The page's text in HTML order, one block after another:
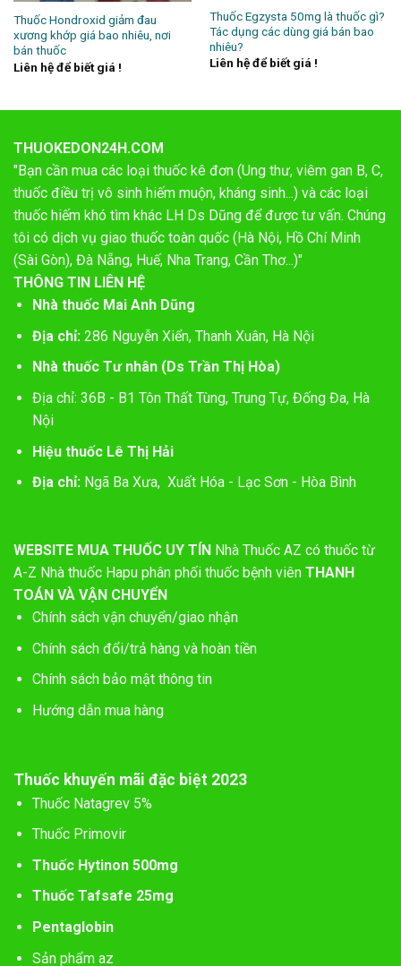
Thuốc Hondroxid giảm đau
xương khớp giá bao nhiêu, nơi
bán thuốc
Liên hệ để biết giá !
Thuốc Egzysta 50mg là thuốc gì?
Tác dụng các dùng giá bán bao
nhiêu?
Liên hệ để biết giá !
THUOKEDON24H.COM
"Bạn cần mua các loại thuốc kê đơn (Ung thư, viêm gan B, C,
thuốc điều trị vô sinh hiếm muộn, kháng sinh...) và các loại
thuốc hiếm khó tìm khác LH Ds Dũng để được tư vấn. Chúng
tôi có dịch vụ giao thuốc toàn quốc (Hà Nội, Hồ Chí Minh
(Sài Gòn), Đà Nẵng, Huế, Nha Trang, Cần Thơ...)"
THÔNG TIN LIÊN HỆ
Nhà thuốc Mai Anh Dũng
Địa chỉ:286 Nguyễn Xiển, Thanh Xuân, Hà Nội
Nhà thuốc Tư nhân (Ds Trần Thị Hòa)
Địa chỉ: 36B - B1 Tôn Thất Tùng, Trung Tự, Đống Đa, Hà
Nội
Hiệu thuốc Lê Thị Hải
Địa chỉ: Ngã Ba Xưa, Xuất Hóa - Lạc Sơn - Hòa Bình
WEBSITE MUA THUỐC UY TÍN Nhà Thuốc AZ có thuốc từ
A-Z Nhà thuốc Hapu phân phối thuốc bệnh viên THANH
TOÁN VÀ VẬN CHUYỂN
Chính sách vận chuyển/giao nhận
Chính sách đổi/trả hàng và hoàn tiền
Chính sách bảo mật thông tin
Hướng dẫn mua hàng
Thuốc khuyến mãi đặc biệt 2023
Thuốc Natagrev 5%
Thuốc Primovir
Thuốc Hytinon 500mg
Thuốc Tafsafe 25mg
Pentaglobin
Sản phẩm az